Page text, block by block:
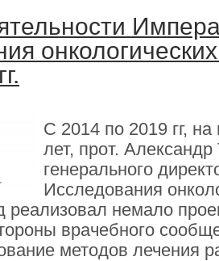
С 2014 по 2019 гг,
лет, прот.
генерального
Исследования
немало
врачебного
методов лечения